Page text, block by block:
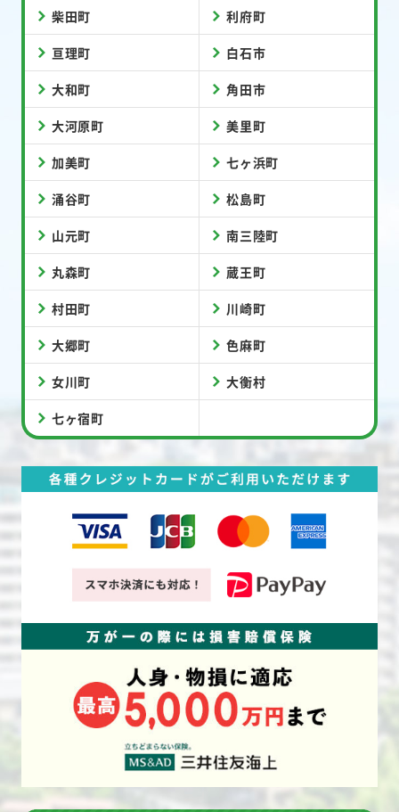
柴田町 利府町
亘理町 白石市
大和町 角田市
大河原町 美里町
加美町 七ヶ浜町
涌谷町 松島町
山元町 南三陸町
丸森町 蔵王町
村田町 川崎町
大郷町 色麻町
女川町 大衡村
七ヶ宿町